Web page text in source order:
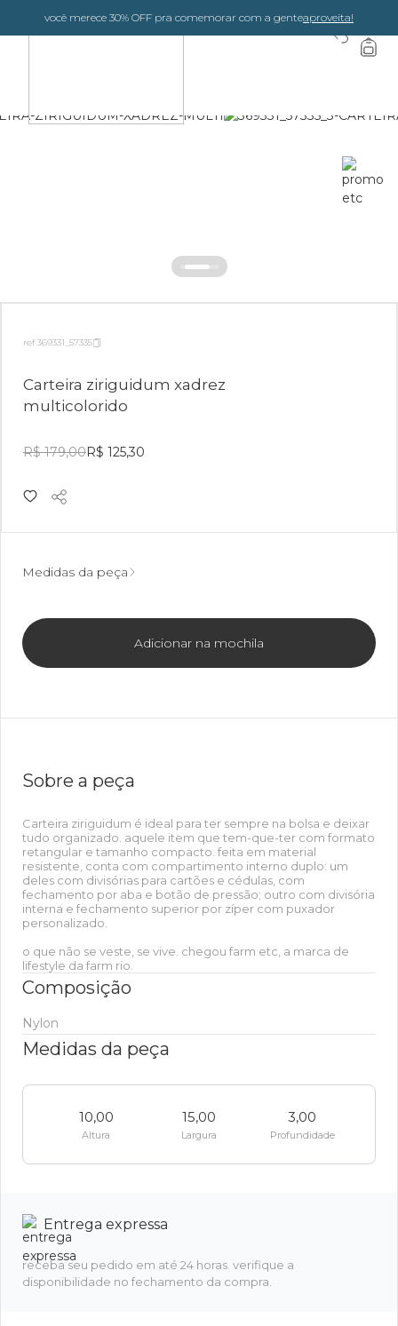
você merece 30% OFF pra comemorar com a genteaproveita!
ref 369331_57335
Carteira ziriguidum xadrez
multicolorido
R$ 179,00R$ 125,30
Medidas da peça
Adicionar na mochila
Sobre a peça
Carteira ziriguidum é ideal para ter sempre na bolsa e deixar
tudo organizado. aquele item que tem-que-ter com formato
retangular e tamanho compacto. feita em material
resistente, conta com compartimento interno duplo: um
deles com divisórias para cartões e cédulas, com
fechamento por aba e botão de pressão; outro com divisória
interna e fechamento superior por zíper com puxador
personalizado.
o que não se veste, se vive. chegou farm etc, a marca de
lifestyle da farm rio.
Composição
Nylon
Medidas da peça
10,00
Altura
15,00
Largura
3,00
Profundidade
Entrega expressa
receba seu pedido em até 24 horas. verifique a
disponibilidade no fechamento da compra.